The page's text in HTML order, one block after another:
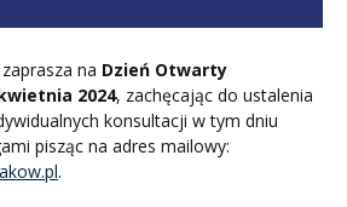
na Dzień Otwarty
2024, zachęcając do ustalenia
konsultacji w tym dniu
pisząc na adres mailowy:
.